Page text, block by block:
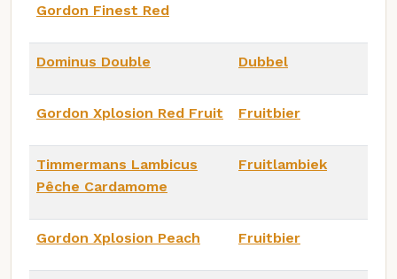
Gordon Finest Red
Dominus Double Dubbel
Gordon Xplosion Red Fruit Fruitbier
Timmermans Lambicus
Pêche Cardamome
Fruitlambiek
Gordon Xplosion Peach Fruitbier